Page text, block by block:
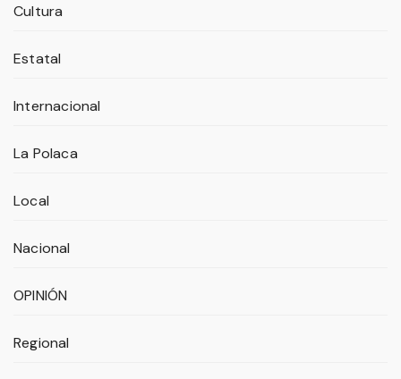
Cultura
Estatal
Internacional
La Polaca
Local
Nacional
OPINIÓN
Regional